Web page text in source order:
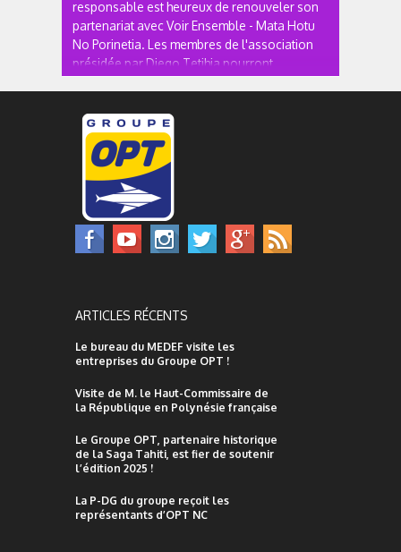
responsable est heureux de renouveler son
partenariat avec Voir Ensemble - Mata Hotu
No Porinetia. Les membres de l'association
présidée par Diego Tetihia pourront
ARTICLES RÉCENTS
Le bureau du MEDEF visite les
entreprises du Groupe OPT !
Visite de M. le Haut-Commissaire de
la République en Polynésie française
Le Groupe OPT, partenaire historique
de la Saga Tahiti, est fier de soutenir
l’édition 2025 !
La P-DG du groupe reçoit les
représentants d’OPT NC